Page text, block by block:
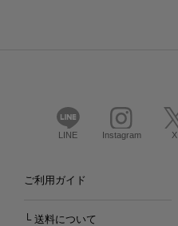
LINE Instagram X
ご利用ガイド
└ 送料について